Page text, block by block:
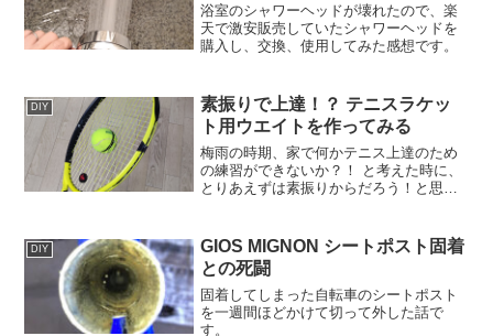
浴室のシャワーヘッドが壊れたので、楽
天で激安販売していたシャワーヘッドを
購入し、交換、使用してみた感想です。
DIY
素振りで上達！？ テニスラケッ
ト用ウエイトを作ってみる
梅雨の時期、家で何かテニス上達のため
の練習ができないか？！ と考えた時に、
とりあえずは素振りからだろう！と思い
たところ...こういった物があります。私
の感覚では、ただの...
DIY
GIOS MIGNON シートポスト固着
との死闘
固着してしまった自転車のシートポスト
を一週間ほどかけて切って外した話で
す。